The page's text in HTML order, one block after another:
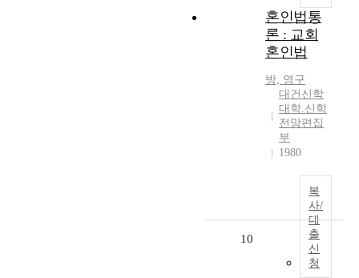
혼인법통
론 : 교회
혼인법
방, 영구
대건신학
대학.신학
전망편집
부
1980
복
사/
대
출
신
청
10